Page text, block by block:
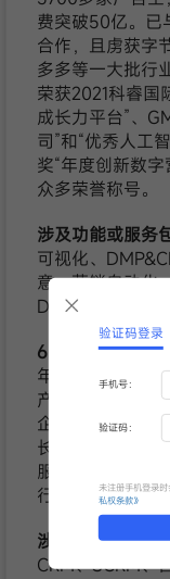
费突破50亿。已
合作，且虏获字
多多等一大批行
荣获2021科睿国
成长力平台”、
司”和“优秀人工
奖“年度创新数
众多荣誉称号。
涉及功能或服务
可视化、
意、营销自动化
Desk、内容管理
6. 数云：数云是
年来，秉持“让营
产品”和“运营服
企业建立全域消
长。目前，已服
服装、美妆、母
行业的知名品牌
涉及功能或服务
CRM、SCRM、
验证码登录
手机号：
验证码：
未注册手机登录
私权条款》